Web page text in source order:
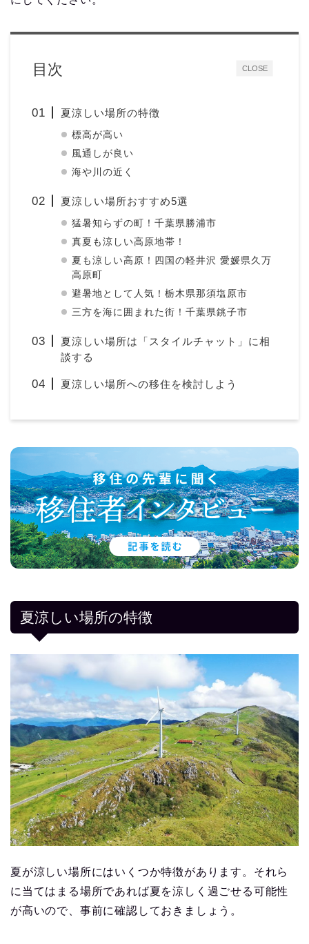
CLOSE
目次
夏涼しい場所の特徴
標高が高い
風通しが良い
海や川の近く
夏涼しい場所おすすめ5選
猛暑知らずの町！千葉県勝浦市
真夏も涼しい高原地帯！
夏も涼しい高原！四国の軽井沢 愛媛県久万
高原町
避暑地として人気！栃木県那須塩原市
三方を海に囲まれた街！千葉県銚子市
夏涼しい場所は「スタイルチャット」に相
談する
夏涼しい場所への移住を検討しよう
夏涼しい場所の特徴
夏が涼しい場所にはいくつか特徴があります。それら
に当てはまる場所であれば夏を涼しく過ごせる可能性
が高いので、事前に確認しておきましょう。